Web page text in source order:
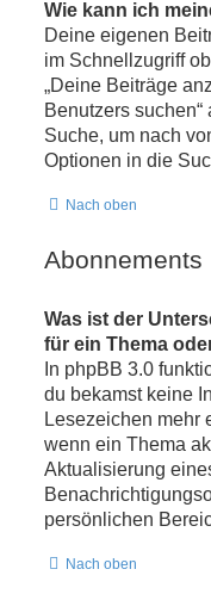
Wie kann ich
Deine eigenen
im Schnellzugriff
„Deine Beiträge
Benutzers
Suche, um nach
Optionen in die
Nach oben
Was ist der
für ein Thema
In phpBB 3.0
du bekamst keine
Lesezeichen mehr
wenn ein Thema
Aktualisierung
persönlichen
Nach oben